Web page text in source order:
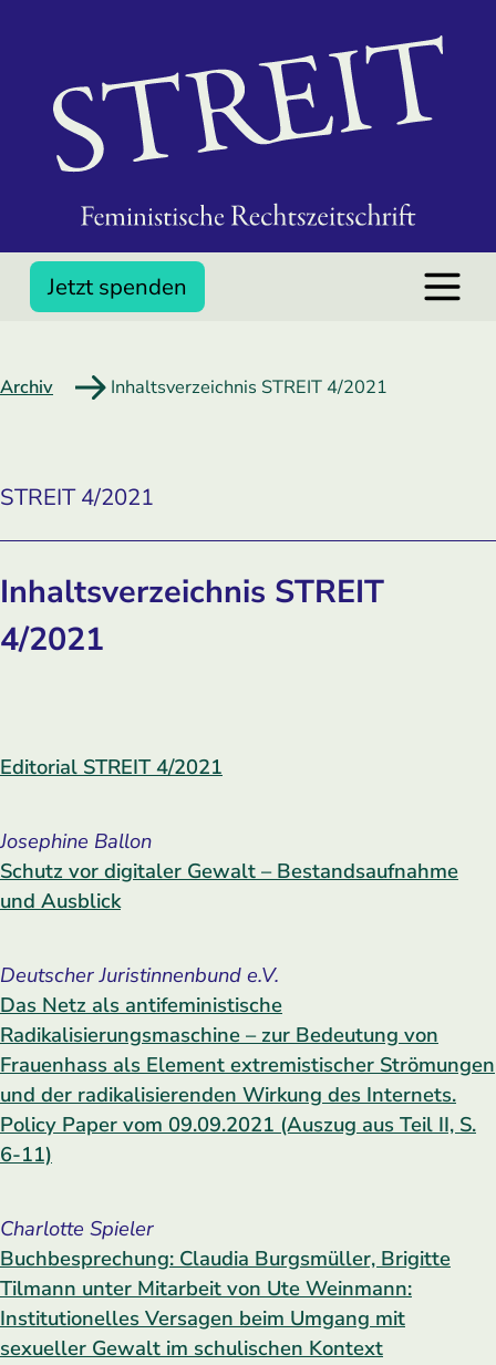
Jetzt spenden
Archiv Inhaltsverzeichnis STREIT 4/2021
STREIT 4/2021
Inhaltsverzeichnis STREIT
4/2021
Editorial STREIT 4/2021
Josephine Ballon
Schutz vor digitaler Gewalt – Bestandsaufnahme
und Ausblick
Deutscher Juristinnenbund e.V.
Das Netz als antifeministische
Radikalisierungsmaschine – zur Bedeutung von
Frauenhass als Element extremistischer Strömungen
und der radikalisierenden Wirkung des Internets.
Policy Paper vom 09.09.2021 (Auszug aus Teil II, S.
6-11)
Charlotte Spieler
Buchbesprechung: Claudia Burgsmüller, Brigitte
Tilmann unter Mitarbeit von Ute Weinmann:
Institutionelles Versagen beim Umgang mit
sexueller Gewalt im schulischen Kontext